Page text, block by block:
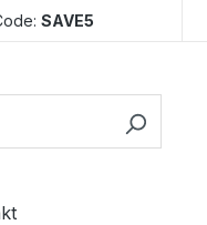
SAVE5